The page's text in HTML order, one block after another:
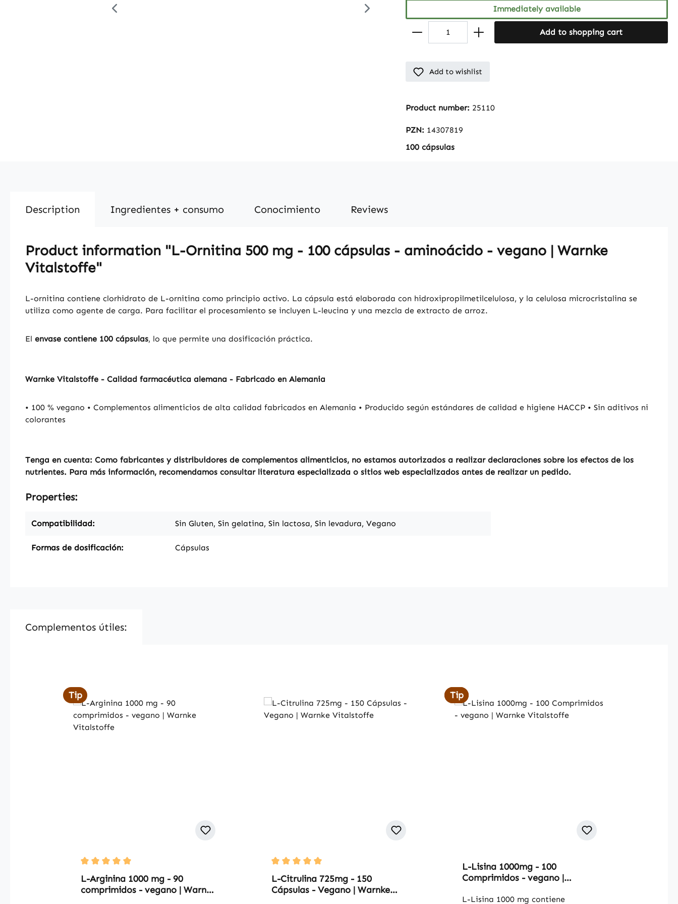
Immediately available
Add to shopping cart
Add to wishlist
Product number: 25110
PZN: 14307819
100 cápsulas
Description Ingredientes + consumo Conocimiento Reviews
Product information "L-Ornitina 500 mg - 100 cápsulas - aminoácido - vegano | Warnke
Vitalstoffe"
L-ornitina contiene clorhidrato de L-ornitina como principio activo. La cápsula está elaborada con hidroxipropilmetilcelulosa, y la celulosa microcristalina se
utiliza como agente de carga. Para facilitar el procesamiento se incluyen L-leucina y una mezcla de extracto de arroz.
El envase contiene 100 cápsulas, lo que permite una dosificación práctica.
Warnke Vitalstoffe - Calidad farmacéutica alemana - Fabricado en Alemania
• 100 % vegano • Complementos alimenticios de alta calidad fabricados en Alemania • Producido según estándares de calidad e higiene HACCP • Sin aditivos ni
colorantes
Tenga en cuenta: Como fabricantes y distribuidores de complementos alimenticios, no estamos autorizados a realizar declaraciones sobre los efectos de los
nutrientes. Para más información, recomendamos consultar literatura especializada o sitios web especializados antes de realizar un pedido.
Properties:
Compatibilidad: Sin Gluten, Sin gelatina, Sin lactosa, Sin levadura, Vegano
Formas de dosificación: Cápsulas
Complementos útiles:
Tip
Average rating of 5 out of 5 stars
L-Arginina 1000 mg - 90
comprimidos - vegano | Warnke
Average rating of 5 out of 5 stars
L-Citrulina 725mg - 150
Cápsulas - Vegano | Warnke
Tip
Tip
L-Lisina 1000mg - 100
Comprimidos - vegano |
L-Lisina 1000 mg contiene